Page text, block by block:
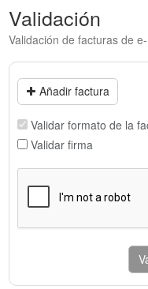
Validación
Validación de facturas de
Añadir factura
Validar formato de la
Validar firma